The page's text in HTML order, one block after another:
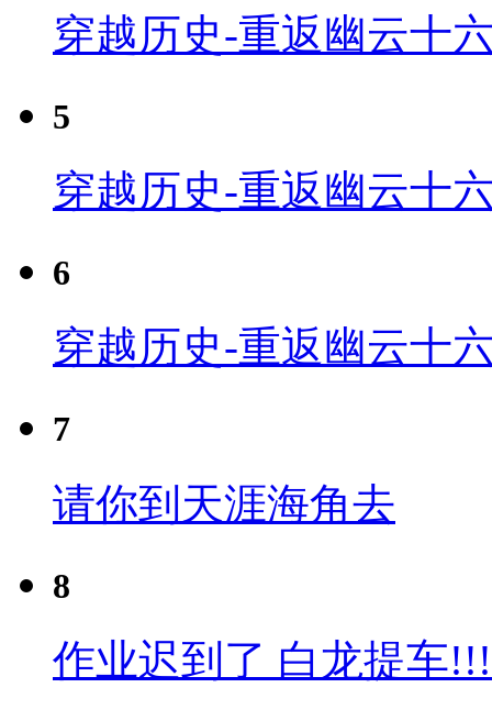
穿越历史-重返幽云十
5
穿越历史-重返幽云十
6
穿越历史-重返幽云十
7
请你到天涯海角去
8
作业迟到了 白龙提车